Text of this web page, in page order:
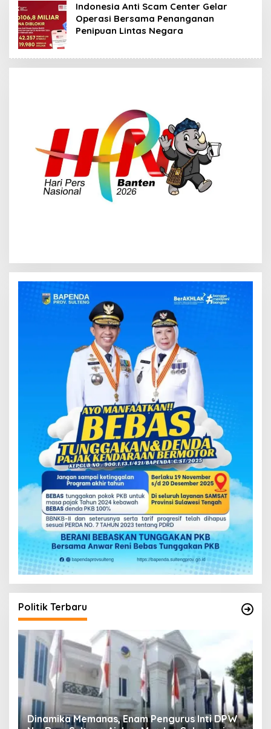
Indonesia Anti Scam Center Gelar
Operasi Bersama Penanganan
Penipuan Lintas Negara
Politik Terbaru
Enam Pengurus Inti DPW
Musda V Demokrat